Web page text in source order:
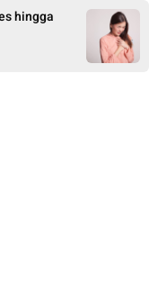
hingga